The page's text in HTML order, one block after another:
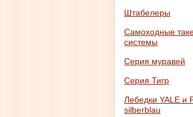
Штабелеры
Самоходные
системы
Серия муравей
Серия Тигр
Лебедки YALE и
silberblau